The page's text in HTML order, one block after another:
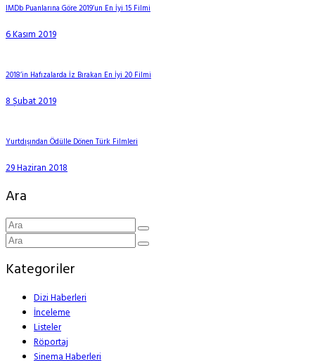
IMDb Puanlarına Göre 2019’un En İyi 15 Filmi
6 Kasım 2019
2018’in Hafızalarda İz Bırakan En İyi 20 Filmi
8 Şubat 2019
Yurtdışından Ödülle Dönen Türk Filmleri
29 Haziran 2018
Ara
Kategoriler
Dizi Haberleri
İnceleme
Listeler
Röportaj
Sinema Haberleri